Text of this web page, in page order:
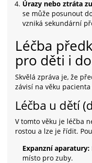
Úrazy nebo ztráta
se může posunout
vzniká sekundární
Léčba
pro děti i
Skvělá zpráva je, že
závisí na věku
Léčba u dětí
V tomto věku je léčba
rostou a lze je řídit.
Expanzní aparatury:
místo pro zuby.